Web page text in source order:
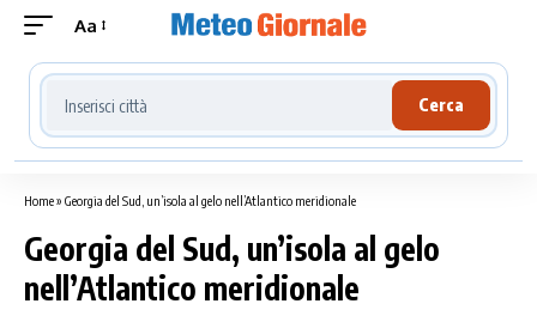
Aa
Cerca località meteo
Cerca
Home» Georgia del Sud, un’isola al gelo nell’Atlantico meridionale
Georgia del Sud, un’isola al gelo
nell’Atlantico meridionale